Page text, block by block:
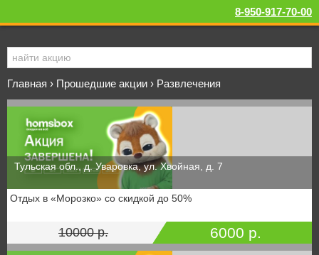
8-950-917-70-00
Главная › Прошедшие акции › Развлечения
Тульская обл., д. Уваровка, ул. Хвойная, д. 7
Отдых в «Морозко» со скидкой до 50%
10000 р. 6000 р.